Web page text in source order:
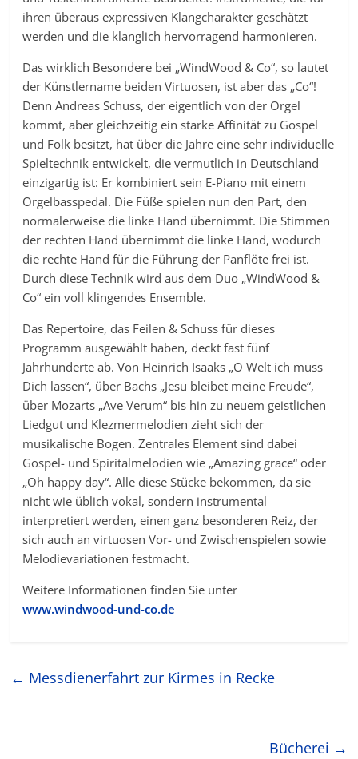
ihren überaus expressiven Klangcharakter geschätzt
werden und die klanglich hervorragend harmonieren.
Das wirklich Besondere bei „WindWood & Co“, so lautet
der Künstlername beiden Virtuosen, ist aber das „Co“!
Denn Andreas Schuss, der eigentlich von der Orgel
kommt, aber gleichzeitig ein starke Affinität zu Gospel
und Folk besitzt, hat über die Jahre eine sehr individuelle
Spieltechnik entwickelt, die vermutlich in Deutschland
einzigartig ist: Er kombiniert sein E-Piano mit einem
Orgelbasspedal. Die Füße spielen nun den Part, den
normalerweise die linke Hand übernimmt. Die Stimmen
der rechten Hand übernimmt die linke Hand, wodurch
die rechte Hand für die Führung der Panflöte frei ist.
Durch diese Technik wird aus dem Duo „WindWood &
Co“ ein voll klingendes Ensemble.
Das Repertoire, das Feilen & Schuss für dieses
Programm ausgewählt haben, deckt fast fünf
Jahrhunderte ab. Von Heinrich Isaaks „O Welt ich muss
Dich lassen“, über Bachs „Jesu bleibet meine Freude“,
über Mozarts „Ave Verum“ bis hin zu neuem geistlichen
Liedgut und Klezmermelodien zieht sich der
musikalische Bogen. Zentrales Element sind dabei
Gospel- und Spiritalmelodien wie „Amazing grace“ oder
„Oh happy day“. Alle diese Stücke bekommen, da sie
nicht wie üblich vokal, sondern instrumental
interpretiert werden, einen ganz besonderen Reiz, der
sich auch an virtuosen Vor- und Zwischenspielen sowie
Melodievariationen festmacht.
Weitere Informationen finden Sie unter
www.windwood-und-co.de
← Messdienerfahrt zur Kirmes in Recke
Bücherei →